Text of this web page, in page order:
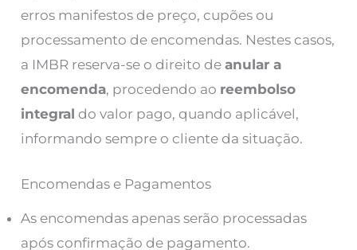
erros manifestos de preço, cupões ou
processamento de encomendas. Nestes casos,
a IMBR reserva-se o direito deanular a
encomenda, procedendo ao reembolso
integral do valor pago, quando aplicável,
informando sempre o cliente da situação.
Encomendas e Pagamentos
As encomendas apenas serão processadas
após confirmação de pagamento.